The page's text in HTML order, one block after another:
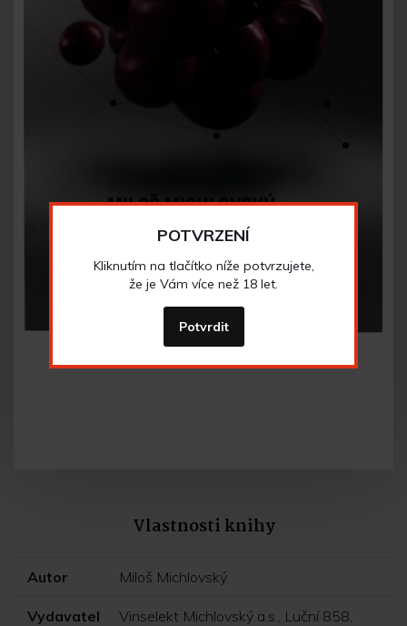
Vlastnosti knihy
Autor Miloš Michlovský
Vydavatel
Vinselekt Michlovský a.s., Luční 858,
POTVRZENÍ
Kliknutím na tlačítko níže potvrzujete,
že je Vám více než 18 let.
Potvrdit